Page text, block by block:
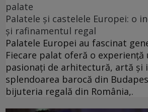
palate
Palatele și castelele Europei: o
și rafinamentul regal
Palatele Europei au fascinat
Fiecare palat oferă o
pasionați de arhitectură, artă și
splendoarea barocă din
bijuteria regală din România,.